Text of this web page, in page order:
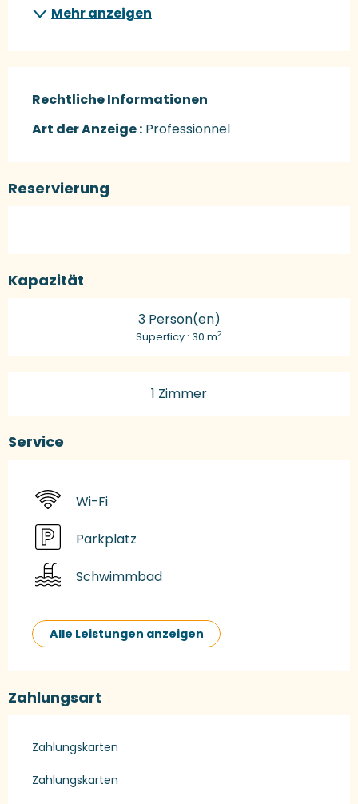
Mehr anzeigen
Rechtliche Informationen
Rechtliche Informationen
Art der Anzeige : Professionnel
Reservierung
Kapazität
3 Person(en)
Superficy : 30 m2
1 Zimmer
Service
Wi-Fi
Parkplatz
Schwimmbad
Alle Leistungen anzeigen
Zahlungsart
Zahlungskarten
Zahlungskarten